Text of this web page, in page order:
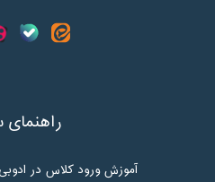
آموزش ورود کلاس در ادوبی